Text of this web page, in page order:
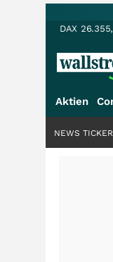
DAX
Aktien
NEWS TICKER